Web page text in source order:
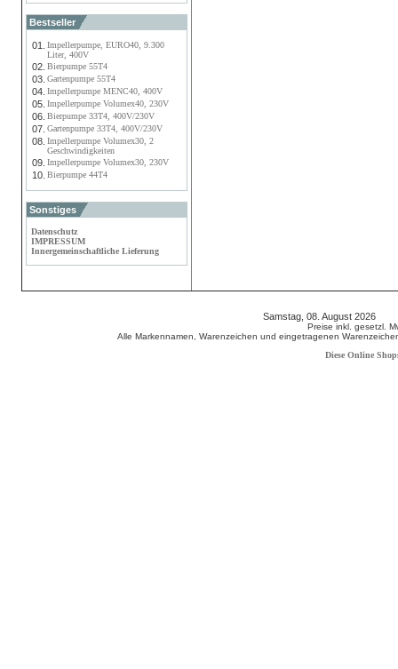
Bestseller
01.
Impellerpumpe, EURO40, 9.300
Liter, 400V
02. Bierpumpe 55T4
03. Gartenpumpe 55T4
04. Impellerpumpe MENC40, 400V
05. Impellerpumpe Volumex40, 230V
06. Bierpumpe 33T4, 400V/230V
07. Gartenpumpe 33T4, 400V/230V
08. Impellerpumpe Volumex30, 2
Geschwindigkeiten
09. Impellerpumpe Volumex30, 230V
10. Bierpumpe 44T4
Sonstiges
Datenschutz
IMPRESSUM
Innergemeinschaftliche Lieferung
Samstag, 08. August 2026
Preise inkl. gesetzl.
Alle Markennamen, Warenzeichen und eingetragenen
Diese Online